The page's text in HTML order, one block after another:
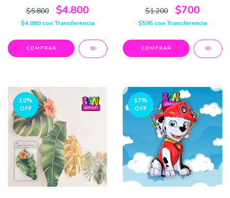
$5.800 $4.800
$4.080 conTransferencia
$1.200 $700
$595 conTransferencia
10%
OFF
17%
OFF